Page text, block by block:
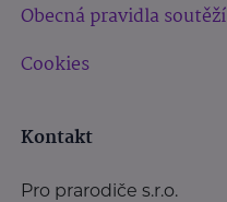
Obecná pravidla soutěží
Cookies
Kontakt
Pro prarodiče s.r.o.